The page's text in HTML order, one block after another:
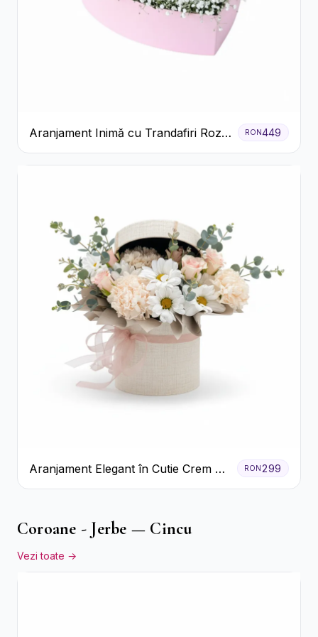
Aranjament Inimă cu Trandafiri Roz
și Gypsophila Albă
RON 449
Aranjament Elegant în Cutie Crem cu
Crizanteme și Trandafiri
RON 299
Coroane - Jerbe — Cincu
Vezi toate →